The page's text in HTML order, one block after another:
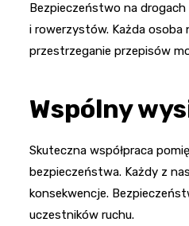
Bezpieczeństwo na
i rowerzystów. Każda osoba
przestrzeganie przepisów
Wspólny
Skuteczna współpraca
bezpieczeństwa. Każdy z
konsekwencje.
uczestników ruchu.